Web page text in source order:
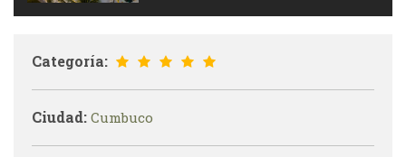
Categoría:
Ciudad: Cumbuco